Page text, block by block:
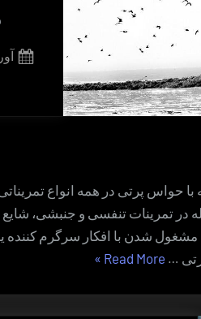
حواس پرتی در همه انواع
در تمرینات تنفسی و جنبشی،
شدن با افکار سرگرم
…
Read More “مقابله
»